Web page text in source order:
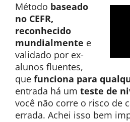
Método baseado
no CEFR,
reconhecido
mundialmente e
validado por ex-
alunos fluentes,
que funciona para
entrada há um teste de
você não corre o risco de
errada. Achei isso bem